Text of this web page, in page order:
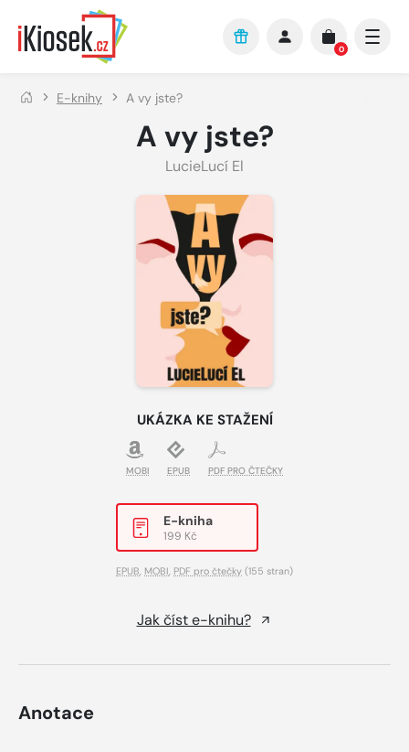
Přejít na hlavní obsah
0
E-knihy A vy jste?
A vy jste?
LucieLucí El
UKÁZKA KE STAŽENÍ
MOBI EPUB PDF PRO ČTEČKY
E-kniha
199 Kč
EPUB, MOBI, PDF pro čtečky (155 stran)
Jak číst e-knihu?
Anotace